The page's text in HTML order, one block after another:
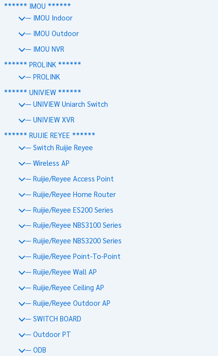
****** IMOU ******
— IMOU Indoor
— IMOU Outdoor
— IMOU NVR
****** PROLINK ******
— PROLINK
****** UNIVIEW ******
— UNIVIEW Uniarch Switch
— UNIVIEW XVR
****** RUIJIE REYEE ******
— Switch Ruijie Reyee
— Wireless AP
— Ruijie/Reyee Access Point
— Ruijie/Reyee Home Router
— Ruijie/Reyee ES200 Series
— Ruijie/Reyee NBS3100 Series
— Ruijie/Reyee NBS3200 Series
— Ruijie/Reyee Point-To-Point
— Ruijie/Reyee Wall AP
— Ruijie/Reyee Ceiling AP
— Ruijie/Reyee Outdoor AP
— SWITCH BOARD
— Outdoor PT
— ODB